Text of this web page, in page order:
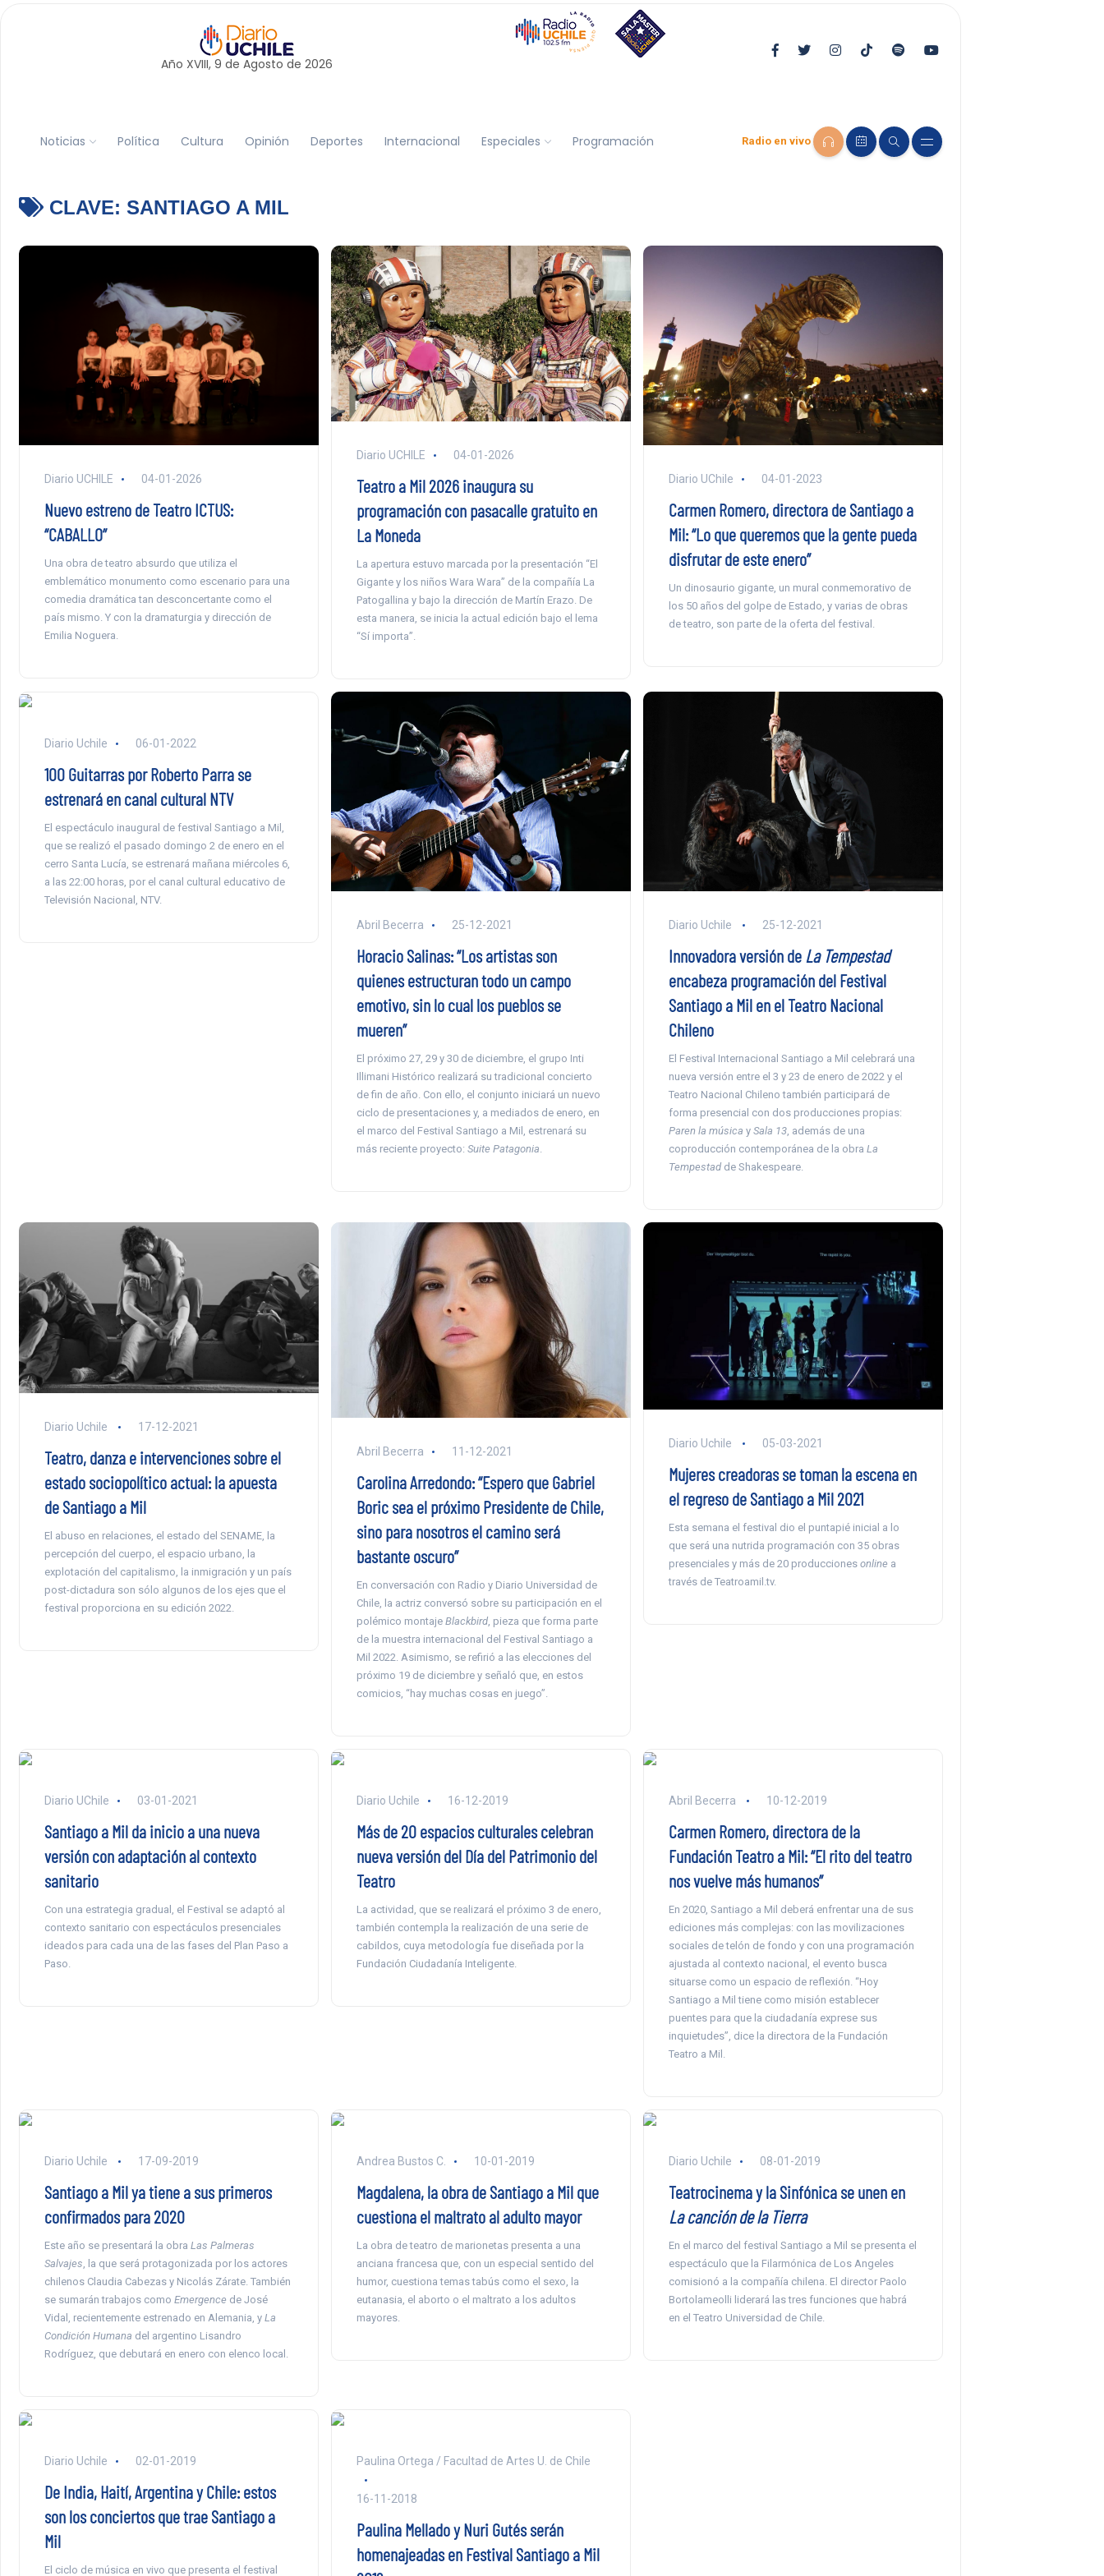
Año XVIII, 9 de Agosto de 2026
Noticias Política Cultura Opinión Deportes Internacional Especiales Programación Radio en vivo
CLAVE: SANTIAGO A MIL
Diario UCHILE 04-01-2026
Nuevo estreno de Teatro ICTUS:
“CABALLO”
Una obra de teatro absurdo que utiliza el
emblemático monumento como escenario para una
comedia dramática tan desconcertante como el
país mismo. Y con la dramaturgia y dirección de
Emilia Noguera.
Diario UCHILE 04-01-2026
Teatro a Mil 2026 inaugura su
programación con pasacalle gratuito en
La Moneda
La apertura estuvo marcada por la presentación “El
Gigante y los niños Wara Wara” de la compañía La
Patogallina y bajo la dirección de Martín Erazo. De
esta manera, se inicia la actual edición bajo el lema
“Sí importa”.
Diario UChile 04-01-2023
Carmen Romero, directora de Santiago a
Mil: “Lo que queremos que la gente pueda
disfrutar de este enero”
Un dinosaurio gigante, un mural conmemorativo de
los 50 años del golpe de Estado, y varias de obras
de teatro, son parte de la oferta del festival.
Diario Uchile 06-01-2022
100 Guitarras por Roberto Parra se
estrenará en canal cultural NTV
El espectáculo inaugural de festival Santiago a Mil,
que se realizó el pasado domingo 2 de enero en el
cerro Santa Lucía, se estrenará mañana miércoles 6,
a las 22:00 horas, por el canal cultural educativo de
Televisión Nacional, NTV.
Abril Becerra 25-12-2021
Horacio Salinas: “Los artistas son
quienes estructuran todo un campo
emotivo, sin lo cual los pueblos se
mueren”
El próximo 27, 29 y 30 de diciembre, el grupo Inti
Illimani Histórico realizará su tradicional concierto
de fin de año. Con ello, el conjunto iniciará un nuevo
ciclo de presentaciones y, a mediados de enero, en
el marco del Festival Santiago a Mil, estrenará su
más reciente proyecto: Suite Patagonia.
Diario Uchile 25-12-2021
Innovadora versión de La Tempestad
encabeza programación del Festival
Santiago a Mil en el Teatro Nacional
Chileno
El Festival Internacional Santiago a Mil celebrará una
nueva versión entre el 3 y 23 de enero de 2022 y el
Teatro Nacional Chileno también participará de
forma presencial con dos producciones propias:
Paren la música y Sala 13, además de una
coproducción contemporánea de la obra La
Tempestadde Shakespeare.
Diario Uchile 17-12-2021
Teatro, danza e intervenciones sobre el
estado sociopolítico actual: la apuesta
de Santiago a Mil
El abuso en relaciones, el estado del SENAME, la
percepción del cuerpo, el espacio urbano, la
explotación del capitalismo, la inmigración y un país
post-dictadura son sólo algunos de los ejes que el
festival proporciona en su edición 2022.
Abril Becerra 11-12-2021
Carolina Arredondo: “Espero que Gabriel
Boric sea el próximo Presidente de Chile,
sino para nosotros el camino será
bastante oscuro”
En conversación con Radio y Diario Universidad de
Chile, la actriz conversó sobre su participación en el
polémico montaje Blackbird, pieza que forma parte
de la muestra internacional del Festival Santiago a
Mil 2022. Asimismo, se refirió a las elecciones del
próximo 19 de diciembre y señaló que, en estos
comicios, “hay muchas cosas en juego”.
Diario Uchile 05-03-2021
Mujeres creadoras se toman la escena en
el regreso de Santiago a Mil 2021
Esta semana el festival dio el puntapié inicial a lo
que será una nutrida programación con 35 obras
presenciales y más de 20 producciones online a
través de Teatroamil.tv.
Diario UChile 03-01-2021
Santiago a Mil da inicio a una nueva
versión con adaptación al contexto
sanitario
Con una estrategia gradual, el Festival se adaptó al
contexto sanitario con espectáculos presenciales
ideados para cada una de las fases del Plan Paso a
Paso.
Diario Uchile 16-12-2019
Más de 20 espacios culturales celebran
nueva versión del Día del Patrimonio del
Teatro
La actividad, que se realizará el próximo 3 de enero,
también contempla la realización de una serie de
cabildos, cuya metodología fue diseñada por la
Fundación Ciudadanía Inteligente.
Abril Becerra 10-12-2019
Carmen Romero, directora de la
Fundación Teatro a Mil: “El rito del teatro
nos vuelve más humanos”
En 2020, Santiago a Mil deberá enfrentar una de sus
ediciones más complejas: con las movilizaciones
sociales de telón de fondo y con una programación
ajustada al contexto nacional, el evento busca
situarse como un espacio de reflexión. “Hoy
Santiago a Mil tiene como misión establecer
puentes para que la ciudadanía exprese sus
inquietudes”, dice la directora de la Fundación
Teatro a Mil.
Diario Uchile 17-09-2019
Santiago a Mil ya tiene a sus primeros
confirmados para 2020
Este año se presentará la obra Las Palmeras
Salvajes, la que será protagonizada por los actores
chilenos Claudia Cabezas y Nicolás Zárate. También
se sumarán trabajos como Emergence de José
Vidal, recientemente estrenado en Alemania, y La
Condición Humana del argentino Lisandro
Rodríguez, que debutará en enero con elenco local.
Andrea Bustos C. 10-01-2019
Magdalena, la obra de Santiago a Mil que
cuestiona el maltrato al adulto mayor
La obra de teatro de marionetas presenta a una
anciana francesa que, con un especial sentido del
humor, cuestiona temas tabús como el sexo, la
eutanasia, el aborto o el maltrato a los adultos
mayores.
Diario Uchile 08-01-2019
Teatrocinema y la Sinfónica se unen en
La canción de la Tierra
En el marco del festival Santiago a Mil se presenta el
espectáculo que la Filarmónica de Los Angeles
comisionó a la compañía chilena. El director Paolo
Bortolameolli liderará las tres funciones que habrá
en el Teatro Universidad de Chile.
Diario Uchile 02-01-2019
De India, Haití, Argentina y Chile: estos
son los conciertos que trae Santiago a
Mil
El ciclo de música en vivo que presenta el festival
Paulina Ortega / Facultad de Artes U. de Chile
16-11-2018
Paulina Mellado y Nuri Gutés serán
homenajeadas en Festival Santiago a Mil